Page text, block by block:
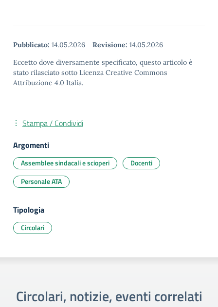
Pubblicato: 14.05.2026 - Revisione: 14.05.2026
Eccetto dove diversamente specificato, questo articolo è
stato rilasciato sotto Licenza Creative Commons
Attribuzione 4.0 Italia.
Stampa / Condividi
Argomenti
Assemblee sindacali e scioperi
Docenti
Personale ATA
Tipologia
Circolari
Circolari, notizie, eventi correlati